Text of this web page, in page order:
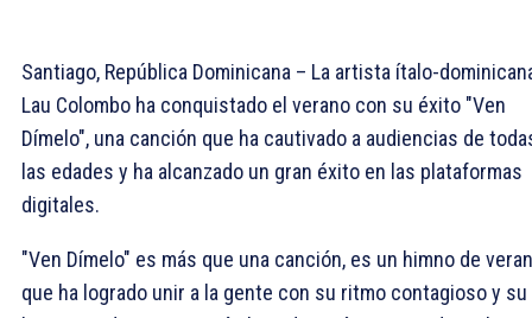
Santiago, República Dominicana – La artista ítalo-
Lau Colombo ha conquistado el verano con su éxito "Ven
Dímelo", una canción que ha cautivado a audiencias de
las edades y ha alcanzado un gran éxito en las plataformas
digitales.
"Ven Dímelo" es más que una canción, es un himno de
que ha logrado unir a la gente con su ritmo contagioso y su